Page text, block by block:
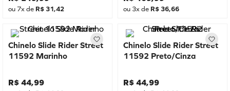
ou 7x de R$ 31,42 ou 3x de R$ 36,66
Chinelo Slide Rider Street
11592 Marinho
R$ 44,99
Chinelo Slide Rider Street
11592 Preto/Cinza
R$ 44,99